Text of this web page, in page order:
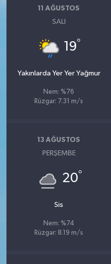
11 AĞUSTOS
SALI
19°
Yakınlarda Yer Yer Yağmur
Nem: %76
Rüzgar: 7.31 m/s
13 AĞUSTOS
PERŞEMBE
20°
Sis
Nem: %74
Rüzgar: 8.19 m/s